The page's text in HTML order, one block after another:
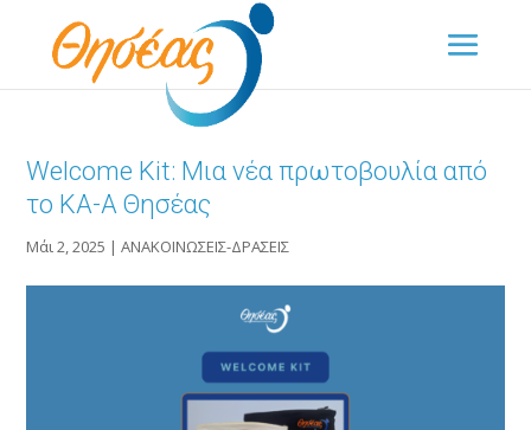
Welcome Kit: Μια νέα πρωτοβουλία από
το ΚΑ-Α Θησέας
Μάι 2, 2025 |ΑΝΑΚΟΙΝΩΣΕΙΣ-ΔΡΑΣΕΙΣ